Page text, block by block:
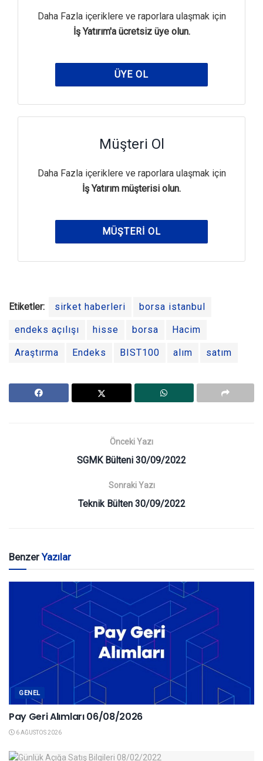
Daha Fazla içeriklere ve raporlara ulaşmak için
İş Yatırım'a ücretsiz üye olun.
ÜYE OL
Müşteri Ol
Daha Fazla içeriklere ve raporlara ulaşmak için
İş Yatırım müşterisi olun.
MÜŞTERI OL
Etiketler: sirket haberleri borsa istanbul
endeks açılışı hisse borsa Hacim
Araştırma Endeks BIST100 alım satım
Önceki Yazı
SGMK Bülteni 30/09/2022
Sonraki Yazı
Teknik Bülten 30/09/2022
BenzerYazılar
GENEL
Pay Geri Alımları 06/08/2026
6 AĞUSTOS 2026